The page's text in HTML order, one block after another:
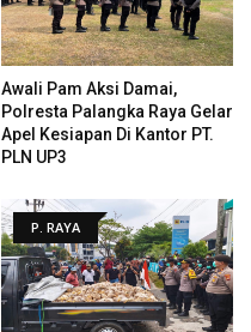
Awali Pam Aksi Damai,
Polresta Palangka Raya Gelar
Apel Kesiapan Di Kantor PT.
PLN UP3
P. RAYA